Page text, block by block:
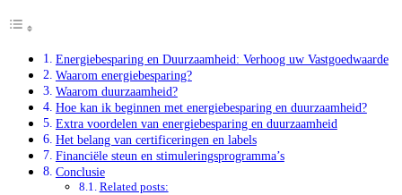
Energiebesparing en Duurzaamheid: Verhoog uw Vastgoedwaarde
Waarom energiebesparing?
Waarom duurzaamheid?
Hoe kan ik beginnen met energiebesparing en duurzaamheid?
Extra voordelen van energiebesparing en duurzaamheid
Het belang van certificeringen en labels
Financiële steun en stimuleringsprogramma’s
Conclusie
Related posts: